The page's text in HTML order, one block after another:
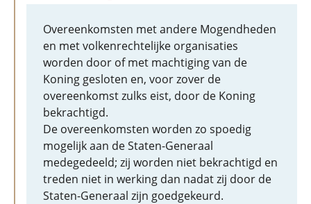
Overeenkomsten met andere Mogendheden
en met volkenrechtelijke organisaties
worden door of met machtiging van de
Koning gesloten en, voor zover de
overeenkomst zulks eist, door de Koning
bekrachtigd.
De overeenkomsten worden zo spoedig
mogelijk aan de Staten-Generaal
medegedeeld; zij worden niet bekrachtigd en
treden niet in werking dan nadat zij door de
Staten-Generaal zijn goedgekeurd.